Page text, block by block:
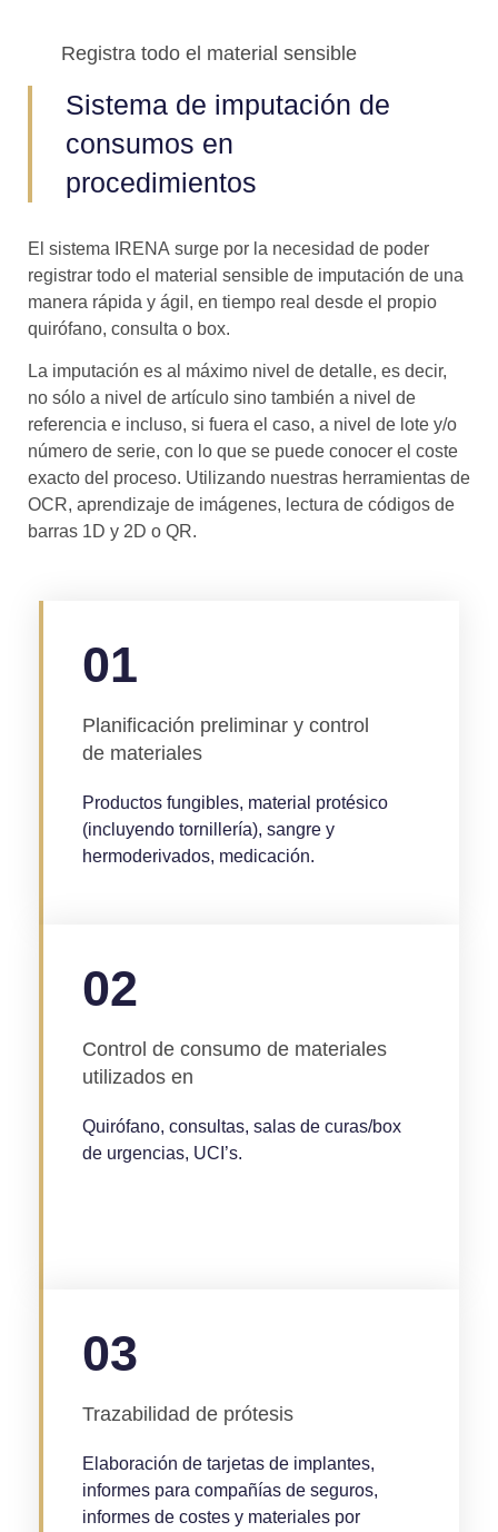
Registra todo el material sensible
Sistema de imputación de
consumos en
procedimientos
El sistema IRENA surge por la necesidad de poder
registrar todo el material sensible de imputación de una
manera rápida y ágil, en tiempo real desde el propio
quirófano, consulta o box.
La imputación es al máximo nivel de detalle, es decir,
no sólo a nivel de artículo sino también a nivel de
referencia e incluso, si fuera el caso, a nivel de lote y/o
número de serie, con lo que se puede conocer el coste
exacto del proceso. Utilizando nuestras herramientas de
OCR, aprendizaje de imágenes, lectura de códigos de
barras 1D y 2D o QR.
01
Planificación preliminar y control
de materiales
Productos fungibles, material protésico
(incluyendo tornillería), sangre y
hermoderivados, medicación.
02
Control de consumo de materiales
utilizados en
Quirófano, consultas, salas de curas/box
de urgencias, UCI’s.
03
Trazabilidad de prótesis
Elaboración de tarjetas de implantes,
informes para compañías de seguros,
informes de costes y materiales por